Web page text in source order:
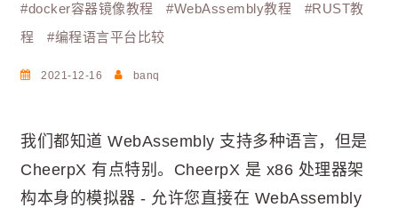
#docker容器镜像教程 #WebAssembly教程 #RUST教
程
#编程语言平台比较
2021-12-16 banq
我们都知道 WebAssembly 支持多种语言，但是
CheerpX 有点特别。CheerpX 是 x86 处理器架
构本身的模拟器 - 允许您直接在 WebAssembly